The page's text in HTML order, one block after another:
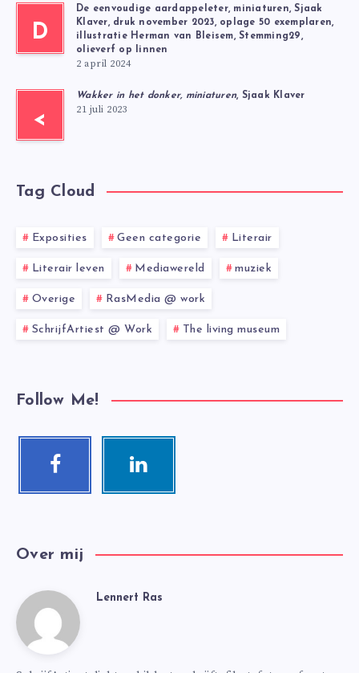
D
De eenvoudige aardappeleter, miniaturen, Sjaak
Klaver, druk november 2023, oplage 50 exemplaren,
illustratie Herman van Bleisem, Stemming29,
olieverf op linnen
2 april 2024
<
Wakker in het donker, miniaturen, Sjaak Klaver
21 juli 2023
Tag Cloud
Exposities Geen categorie Literair
Literair leven Mediawereld muziek
Overige RasMedia @ work
SchrijfArtiest @ Work The living museum
Follow Me!
Facebook Linkedin
Over mij
LennertLennert Ras